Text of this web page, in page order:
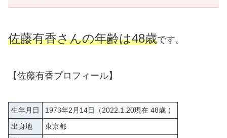
佐藤有香さんの年齢は48歳です。
【佐藤有香プロフィール】
生年月日
1973年2月14日（2022.1.20現在 48歳 ）
出身地
東京都